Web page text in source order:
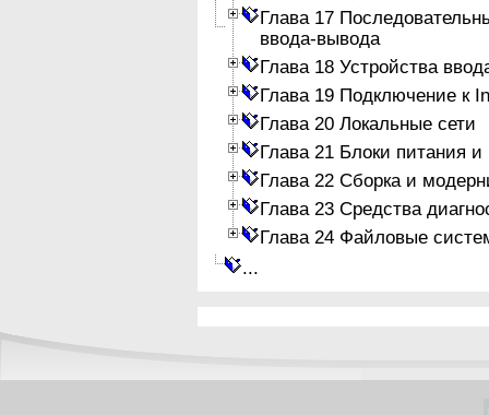
Глава 17
ввода-вывода
Глава 18 Устройства
Глава 19 Подключение к
Глава 20 Локальные сети
Глава 21 Блоки питания и
Глава 22 Сборка и
Глава 23 Средства
Глава 24 Файловые